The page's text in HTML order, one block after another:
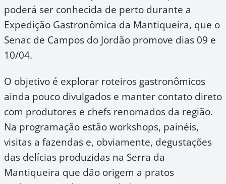
poderá ser conhecida de perto durante a
Expedição Gastronômica da Mantiqueira, que o
Senac de Campos do Jordão promove dias 09 e
10/04.
O objetivo é explorar roteiros gastronômicos
ainda pouco divulgados e manter contato direto
com produtores e chefs renomados da região.
Na programação estão workshops, painéis,
visitas a fazendas e, obviamente, degustações
das delícias produzidas na Serra da
Mantiqueira que dão origem a pratos